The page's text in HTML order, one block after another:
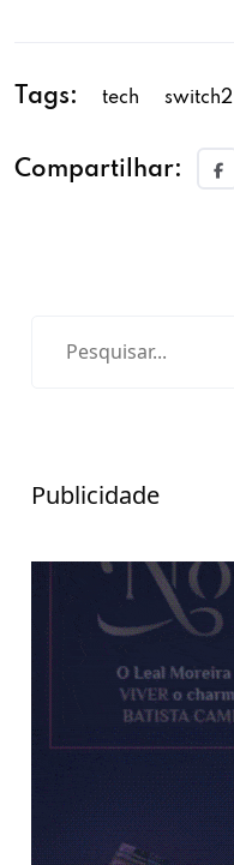
Tags: tech switch2
Compartilhar:
Publicidade